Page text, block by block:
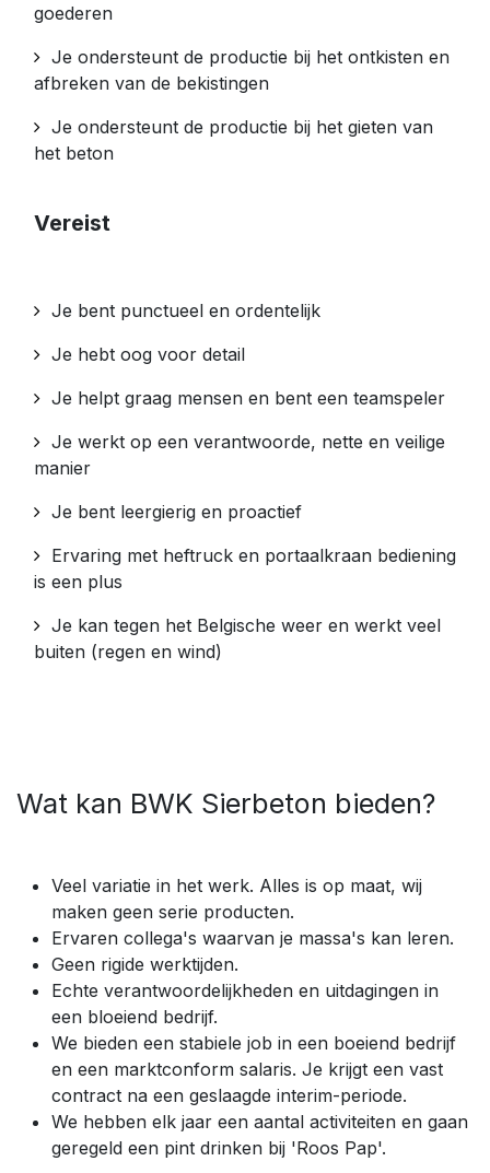
goederen
Je ondersteunt de productie bij het ontkisten en
afbreken van de bekistingen
Je ondersteunt de productie bij het gieten van
het beton
Vereist
Je bent punctueel en ordentelijk
Je hebt oog voor detail
Je helpt graag mensen en bent een teamspeler
Je werkt op een verantwoorde, nette en veilige
manier
Je bent leergierig en proactief
Ervaring met heftruck en portaalkraan bediening
is een plus
Je kan tegen het Belgische weer en werkt veel
buiten (regen en wind)
Wat kan BWK Sierbeton bieden?
Veel variatie in het werk. Alles is op maat, wij
maken geen serie producten.
Ervaren collega's waarvan je massa's kan leren.
Geen rigide werktijden.
Echte verantwoordelijkheden en uitdagingen in
een bloeiend bedrijf.
We bieden een stabiele job in een boeiend bedrijf
en een marktconform salaris. Je krijgt een vast
contract na een geslaagde interim-periode.
We hebben elk jaar een aantal activiteiten en gaan
geregeld een pint drinken bij 'Roos Pap'.